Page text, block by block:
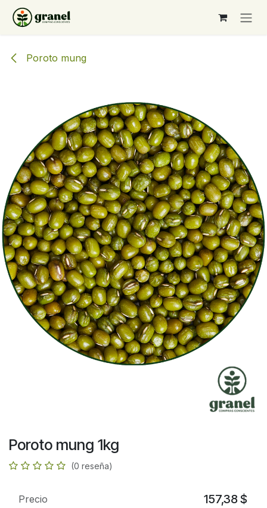
Ir al contenido
Poroto mung
Poroto mung 1kg
(0 reseña)
Precio 157,38$